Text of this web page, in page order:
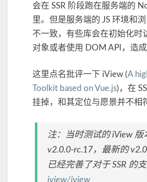
会在 SSR 阶段跑在服务端的
里。但是服务端的 JS 环境和
不一致，有些库会在初始化时
对象或者使用 DOM API，造成
这里点名批评一下 iView (A
Toolkit based on Vue.js)，在
挂掉，和其定位与愿景并不相
注：当时测试的 iView 版
v2.0.0-rc.17，最新的
已经完善了对于 SSR 的
iview/iview